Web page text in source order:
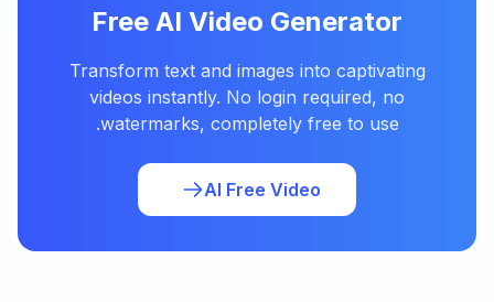
Free AI Video Generator
Transform text and images into captivating
videos instantly. No login required, no
watermarks, completely free to use.
AI Free Video